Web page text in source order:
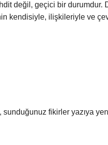
değil, geçici bir durumdur.
kendisiyle, ilişkileriyle ve
sunduğunuz fikirler yazıya